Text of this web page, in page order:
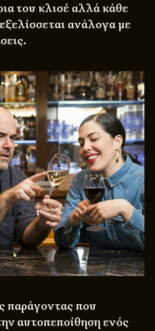
του κλισέ αλλά κάθε
ανάλογα με
παράγοντας που
αυτοπεποίθηση ενός